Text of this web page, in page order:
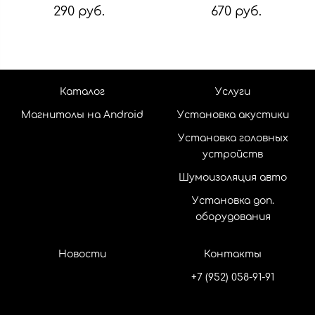
290 руб. 670 руб.
Каталог
Магнитолы на Android
Услуги
Установка акустики
Установка головных
устройств
Шумоизоляция авто
Установка доп.
оборудования
Новости Контакты
+7 (952) 058-91-91